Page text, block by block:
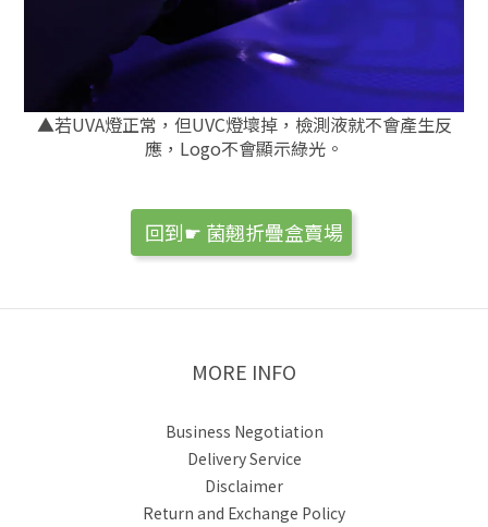
▲若UVA燈正常，但UVC燈壞掉，檢測液就不會產生反
應，Logo不會顯示綠光。
回到☛ 菌翹折疊盒賣場
MORE INFO
Business Negotiation
Delivery Service
Disclaimer
Return and Exchange Policy